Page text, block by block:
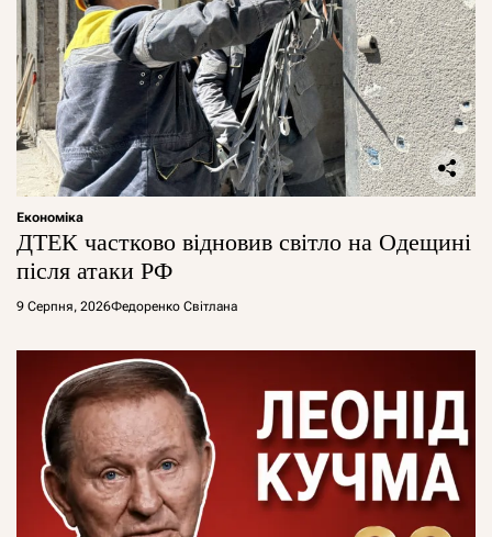
Економіка
ДТЕК частково відновив світло на Одещині
після атаки РФ
9 Серпня, 2026Федоренко Світлана